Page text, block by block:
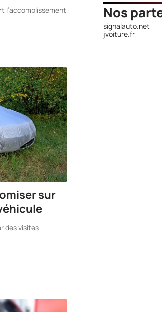
l’accomplissement
sur
des visites
Nos
signalauto.net
jvoiture.fr